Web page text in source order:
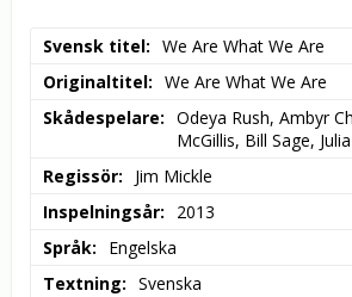
Svensk titel
We Are What We Are
Originaltitel
We Are What We Are
Skådespelare
Odeya Rush, Ambyr
McGillis, Bill Sage,
Regissör
Jim Mickle
Inspelningsår
2013
Språk
Engelska
Textning
Svenska